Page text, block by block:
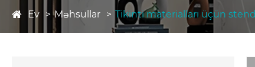
Ev Məhsullar Tikinti materialları üçün stend